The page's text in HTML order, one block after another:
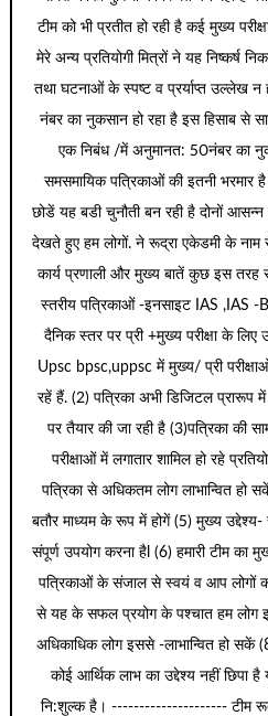
टीम को भी प्रतीत हो रही है कई मुख्य
मेरे अन्य प्रतियोगी मित्रों ने यह निष्कर्ष
तथा घटनाओं के स्पष्ट व प्रर्याप्त उल्लेख
नंबर का नुकसान हो रहा है इस हिसाब से
एक निबंध /में अनुमानत: 50नंबर का
समसमायिक पत्रिकाओं की इतनी
छोडें यह बडी चुनौती बन रही है दोनों
देखते हुए हम लोगों. ने रूद्रा एकेडमी के नाम
कार्य प्रणाली और मुख्य बातें कुछ इस तरह
स्तरीय पत्रिकाओं -इनसाइट IAS ,IAS
दैनिक स्तर पर प्री +मुख्य परीक्षा के
Upsc bpsc,uppsc में मुख्य/ प्री
रहें हैं. (2) पत्रिका अभी डिजिटल प्रारूप में
पर तैयार की जा रही है (3)पत्रिका की
परीक्षाओं में लगातार शामिल हो रहे
पत्रिका से अधिकतम लोग लाभान्वित हो
बतौर माध्यम के रूप में होगें (5) मुख्य उद्देश्य-
संपूर्ण उपयोग करना हैl (6) हमारी टीम
पत्रिकाओं के संजाल से स्वयं व आप लोगों को
से यह के सफल प्रयोग के पश्चात हम लोग
अधिकाधिक लोग इससे -लाभान्वित हो सकें
कोई आर्थिक लाभ का उद्देश्य नहीं छिपा
नि:शुल्क है। --------------------- टीम